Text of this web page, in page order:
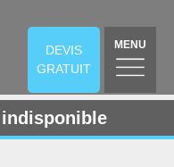
DEVIS
GRATUIT
MENU
indisponible